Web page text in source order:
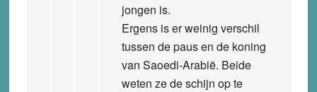
jongen is.
Ergens is er weinig verschil
tussen de paus en de koning
van Saoedi-Arabië. Beide
weten ze de schijn op te